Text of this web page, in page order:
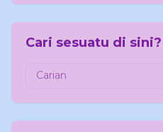
Cari sesuatu di sini?